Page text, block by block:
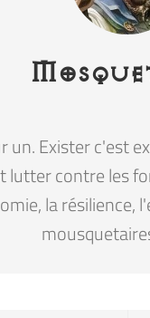
un. Exister c'est
contre les
la résilience,